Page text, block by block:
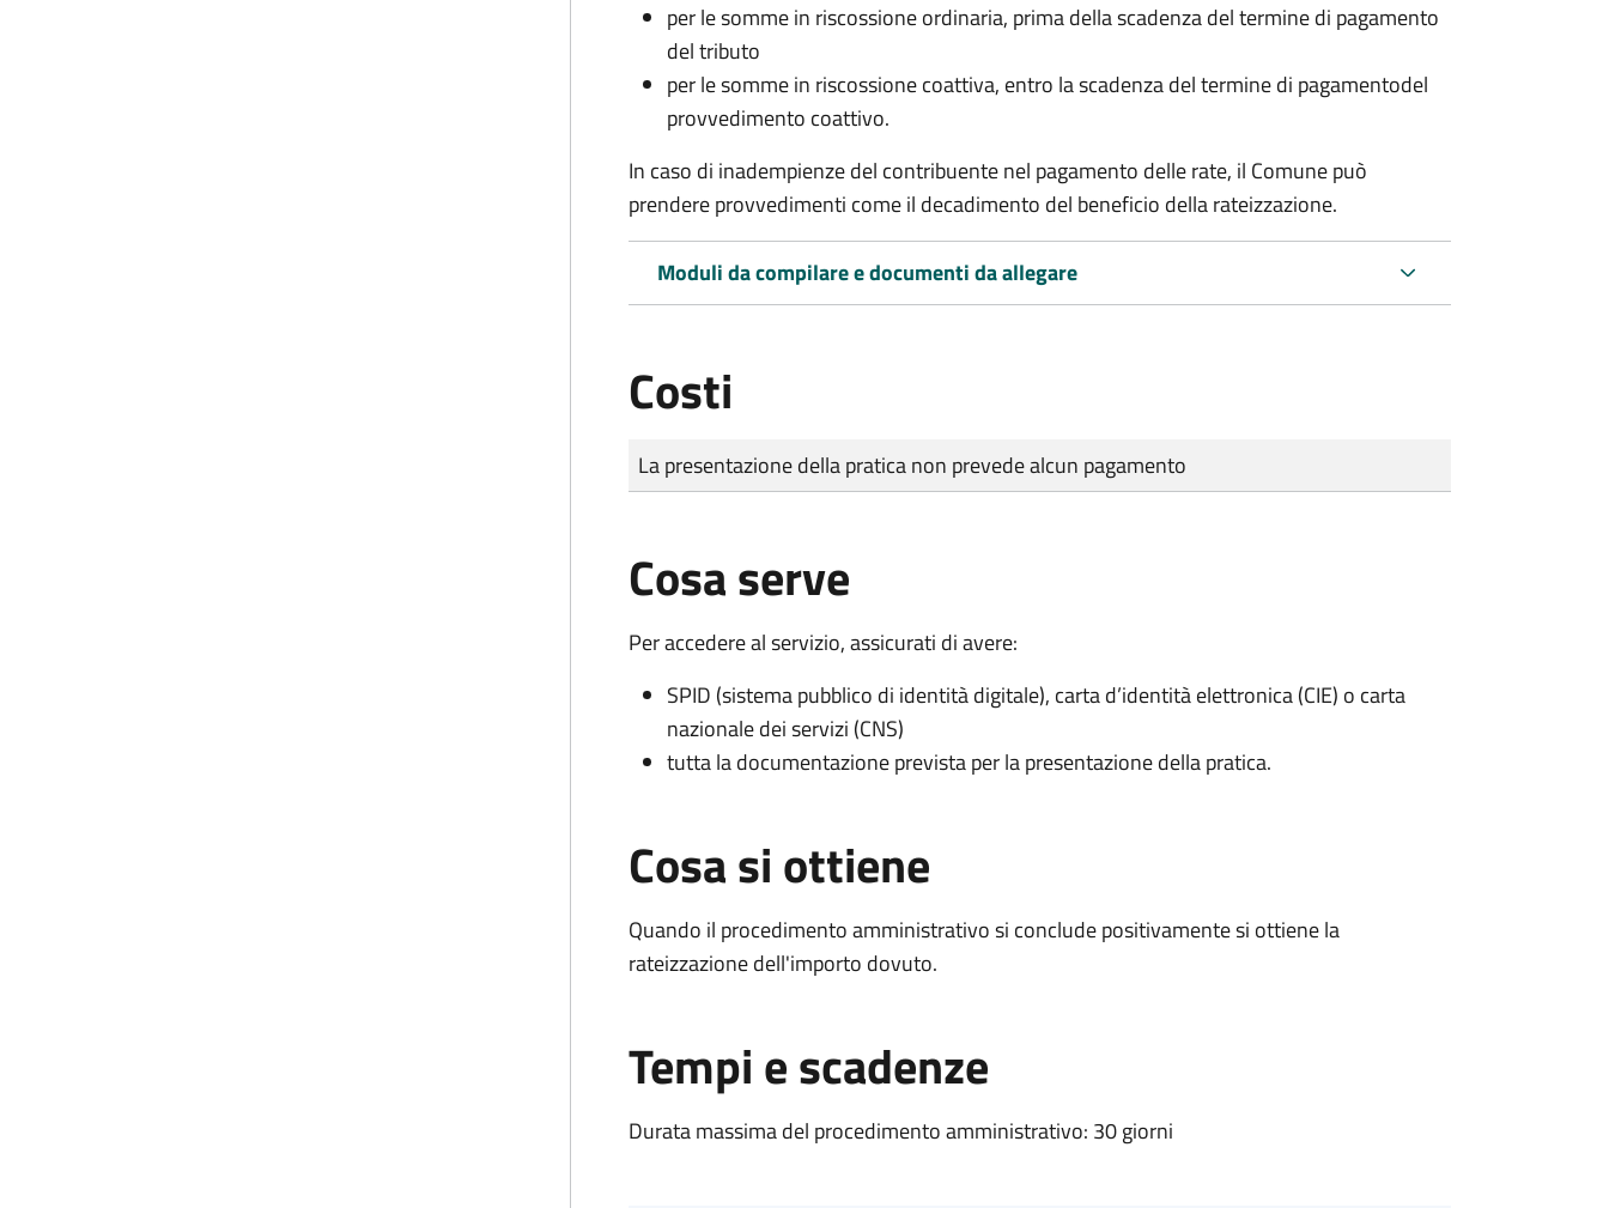
per le somme in riscossione ordinaria, prima della scadenza del termine di pagamento
del tributo
per le somme in riscossione coattiva, entro la scadenza del termine di pagamentodel
provvedimento coattivo.
In caso di inadempienze del contribuente nel pagamento delle rate, il Comune può
prendere provvedimenti come il decadimento del beneficio della rateizzazione.
Moduli da compilare e documenti da allegare
Costi
Tipo di pagamento
Importo
La presentazione della pratica non prevede alcun pagamento
Cosa serve
Per accedere al servizio, assicurati di avere:
SPID (sistema pubblico di identità digitale), carta d’identità elettronica (CIE) o carta
nazionale dei servizi (CNS)
tutta la documentazione prevista per la presentazione della pratica.
Cosa si ottiene
Quando il procedimento amministrativo si conclude positivamente si ottiene la
rateizzazione dell'importo dovuto.
Tempi e scadenze
Durata massima del procedimento amministrativo: 30 giorni